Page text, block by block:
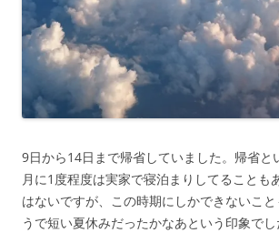
9日から14日まで帰省していました。帰省と
月に1度程度は実家で寝泊まりしてることも
はないですが、この時期にしかできないこ
うで短い夏休みだったかなあという印象で